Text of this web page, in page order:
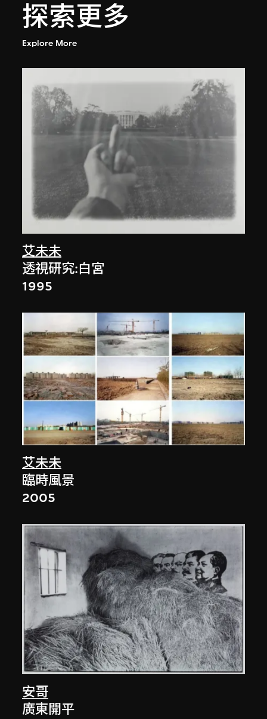
探索更多
Explore More
艾未未
透視研究:白宮
1995
艾未未
臨時風景
2005
安哥
廣東開平